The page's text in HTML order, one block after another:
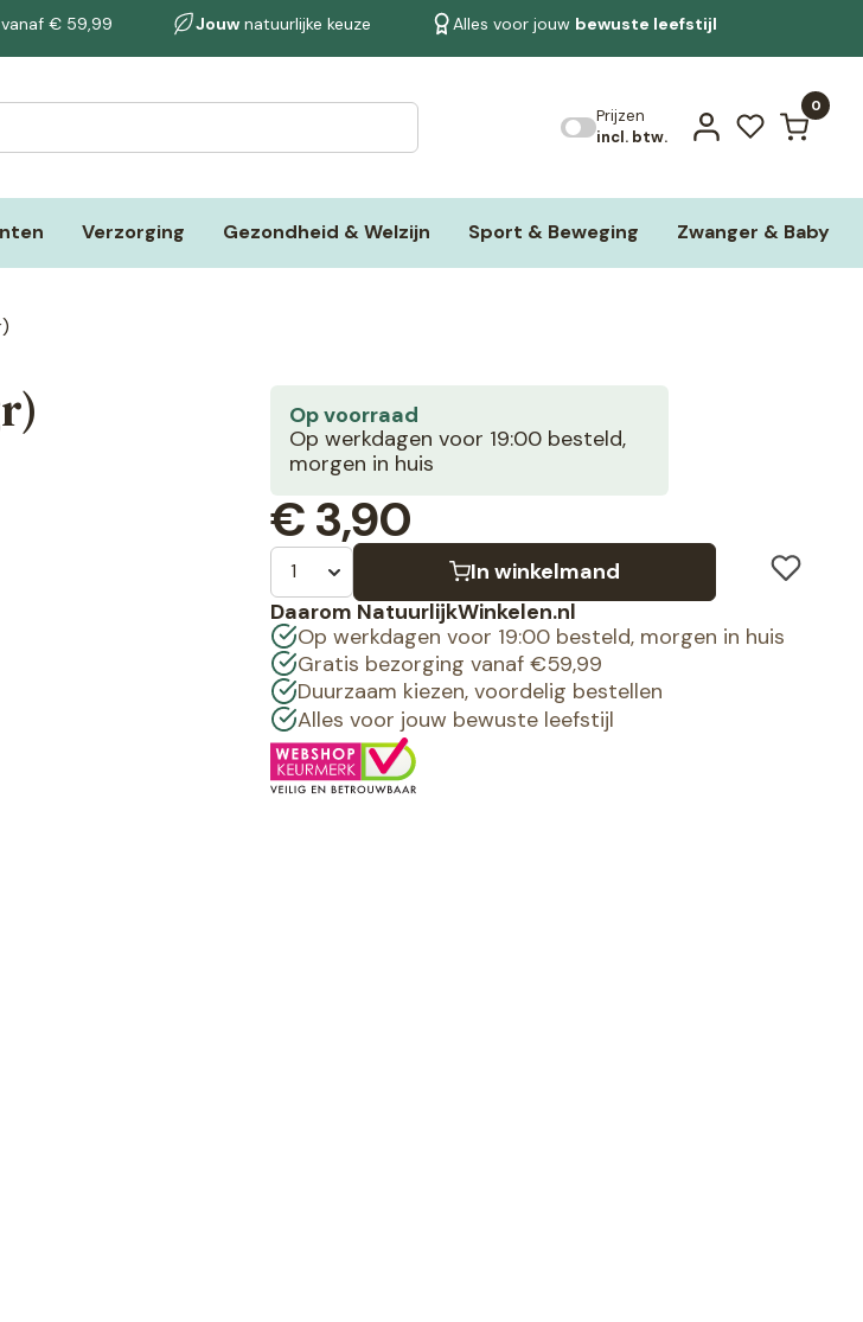
vanaf € 59,99 Jouwnatuurlijke keuze Alles voor jouw bewuste leefstijl
Prijzen
incl. btw.
0
Verzorging Gezondheid & Welzijn Sport & Beweging Zwanger & Baby
Bekijk alle resultaten
Op voorraad
Op werkdagen voor 19:00 besteld,
morgen in huis
€3,90
In winkelmand
Daarom NatuurlijkWinkelen.nl
Op werkdagen voor 19:00 besteld, morgen in huis
Gratis bezorging vanaf €59,99
Duurzaam kiezen, voordelig bestellen
Alles voor jouw bewuste leefstijl